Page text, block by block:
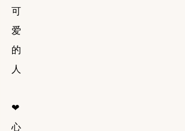
可
爱
的
人
❤
心